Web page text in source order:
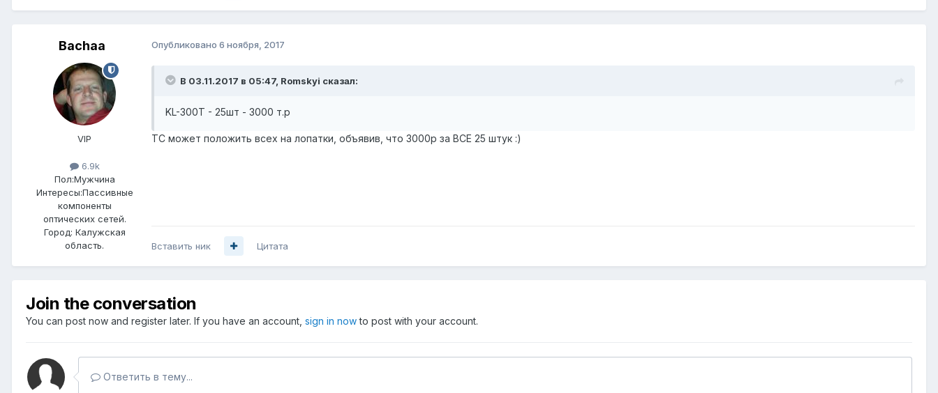
Bachaa
VIP
6.9k
Пол:Мужчина
Интересы:Пассивные
компоненты
оптических сетей.
Город: Калужская
область.
Опубликовано 6 ноября, 2017
В 03.11.2017 в 05:47, Romskyi сказал:
KL-300T - 25шт - 3000 т.р
ТС может положить всех на лопатки, объявив, что 3000р за ВСЕ 25 штук :)
Вставить ник Цитата
Join the conversation
You can post now and register later. If you have an account, sign in nowto post with your account.
Ответить в тему...